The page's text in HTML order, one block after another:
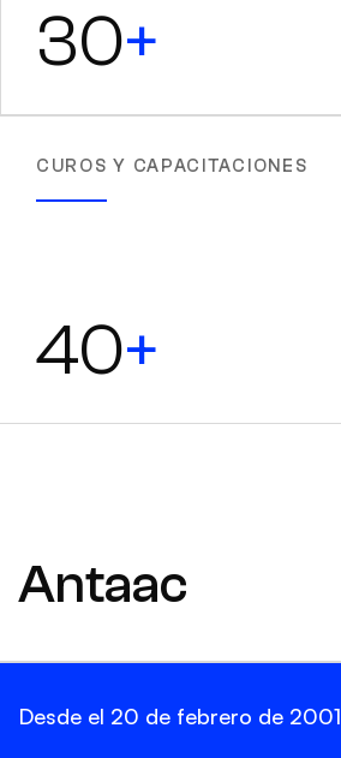
30+
CUROS Y CAPACITACIONES
40+
Antaac
Desde el 20 de febrero de 2001